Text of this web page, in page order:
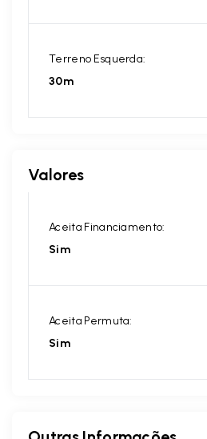
Terreno Esquerda:
30m
Valores
Aceita Financiamento:
Sim
Aceita Permuta:
Sim